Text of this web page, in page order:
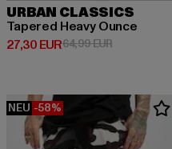
URBAN CLASSICS
Tapered Heavy Ounce
27,30 EUR
Derzeitiger Preis: 27,30 EUR
64,99 EUR
NEU -58%